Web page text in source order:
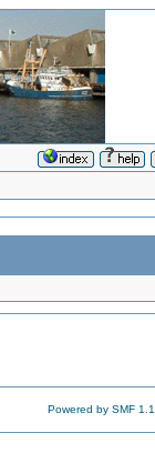
Powered by SMF